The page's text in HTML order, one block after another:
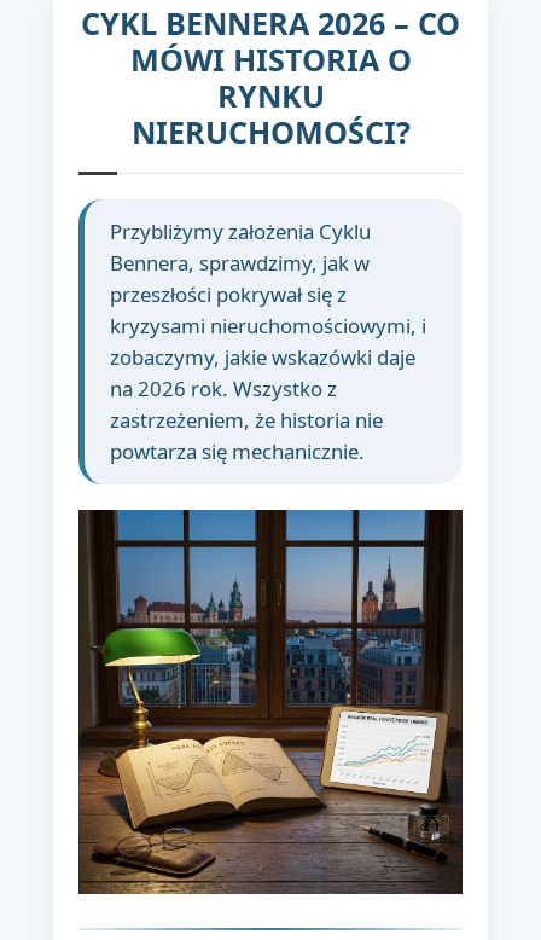
CYKL BENNERA 2026 – CO
MÓWI HISTORIA O
RYNKU
NIERUCHOMOŚCI?
Przybliżymy założenia Cyklu
Bennera, sprawdzimy, jak w
przeszłości pokrywał się z
kryzysami nieruchomościowymi, i
zobaczymy, jakie wskazówki daje
na 2026 rok. Wszystko z
zastrzeżeniem, że historia nie
powtarza się mechanicznie.